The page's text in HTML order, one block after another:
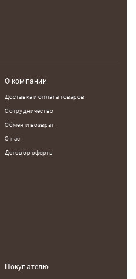
О компании
Доставка и оплата товаров
Сотрудничество
Обмен и возврат
О нас
Договор оферты
Покупателю